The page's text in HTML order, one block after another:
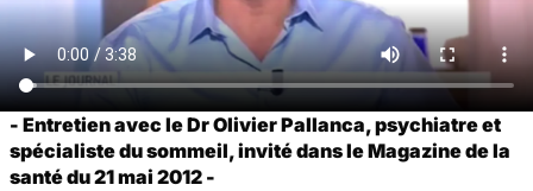
- Entretien avec le Dr Olivier Pallanca, psychiatre et
spécialiste du sommeil, invité dans le Magazine de la
santé du 21 mai 2012 -